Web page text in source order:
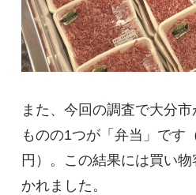
また、今回の調査で大分
ものの1つが「弁当」です
円）。この結果には買い
かれました。